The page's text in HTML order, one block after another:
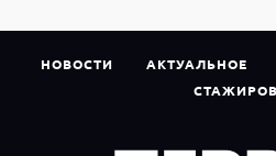
НОВОСТИ АКТУАЛЬНОЕ